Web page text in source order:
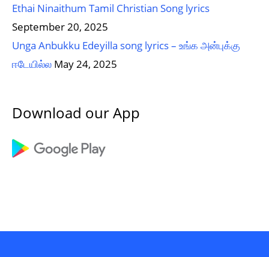
Ethai Ninaithum Tamil Christian Song lyrics
September 20, 2025
Unga Anbukku Edeyilla song lyrics – உங்க அன்புக்கு
ஈடேயில்ல May 24, 2025
Download our App